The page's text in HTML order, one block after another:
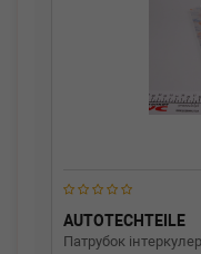
AUTOTECHTEILE
Патрубок